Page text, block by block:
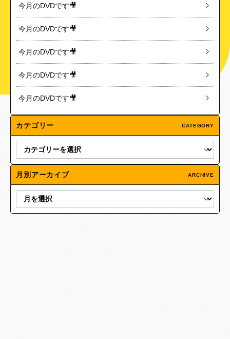
今月のDVDです🎥
今月のDVDです🎥
今月のDVDです🎥
今月のDVDです🎥
今月のDVDです🎥
カテゴリー CATEGORY
月別アーカイブ ARCHIVE